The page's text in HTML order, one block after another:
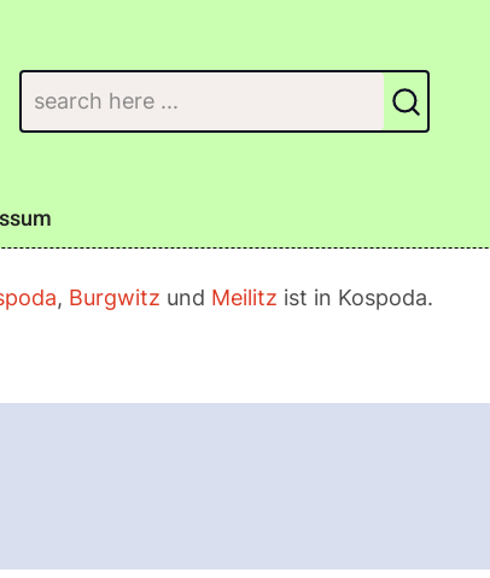
Suchen
, Burgwitz und Meilitz ist in Kospoda.